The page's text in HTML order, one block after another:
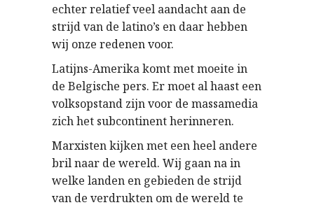
echter relatief veel aandacht aan de
strijd van de latino’s en daar hebben
wij onze redenen voor.
Latijns-Amerika komt met moeite in
de Belgische pers. Er moet al haast een
volksopstand zijn voor de massamedia
zich het subcontinent herinneren.
Marxisten kijken met een heel andere
bril naar de wereld. Wij gaan na in
welke landen en gebieden de strijd
van de verdrukten om de wereld te